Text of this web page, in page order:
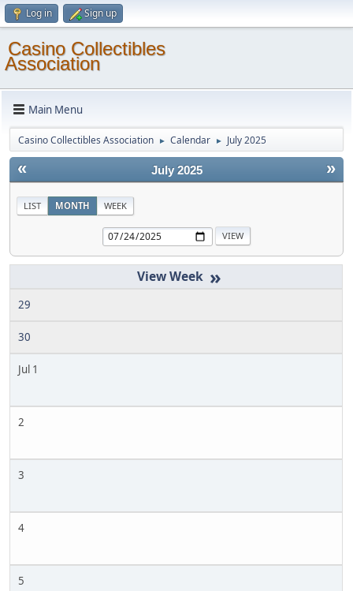
Log in Sign up
Casino Collectibles
Association
Main Menu
Casino Collectibles Association ► Calendar ► July 2025
« »
July 2025
LIST MONTH WEEK
»
29
30
Jul 1
2
3
4
5